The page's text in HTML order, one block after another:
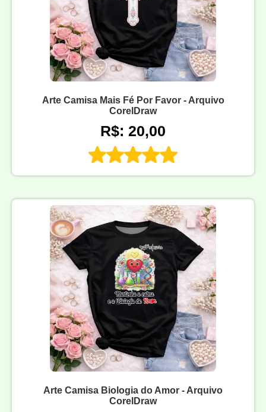
Arte Camisa Mais Fé Por Favor - Arquivo
CorelDraw
R$: 20,00
Arte Camisa Biologia do Amor - Arquivo
CorelDraw